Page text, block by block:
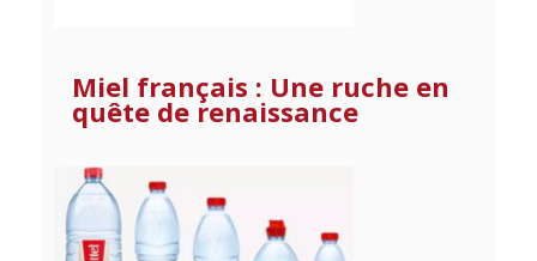
Miel français : Une ruche en
quête de renaissance